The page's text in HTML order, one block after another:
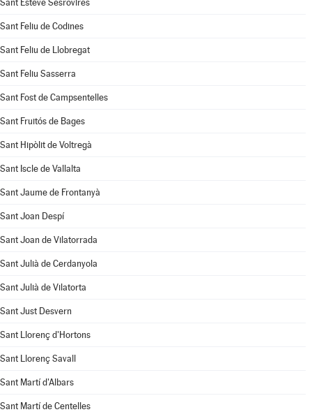
Sant Esteve Sesrovires
Sant Feliu de Codines
Sant Feliu de Llobregat
Sant Feliu Sasserra
Sant Fost de Campsentelles
Sant Fruitós de Bages
Sant Hipòlit de Voltregà
Sant Iscle de Vallalta
Sant Jaume de Frontanyà
Sant Joan Despí
Sant Joan de Vilatorrada
Sant Julià de Cerdanyola
Sant Julià de Vilatorta
Sant Just Desvern
Sant Llorenç d'Hortons
Sant Llorenç Savall
Sant Martí d'Albars
Sant Martí de Centelles